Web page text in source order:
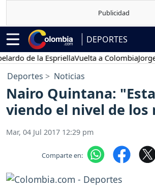
DEPORTES
de la EspriellaVuelta a ColombiaJorge
Deportes Noticias
Nairo Quintana:
viendo el nivel de los
Mar, 04 Jul 2017 12:29 pm
Comparte en: